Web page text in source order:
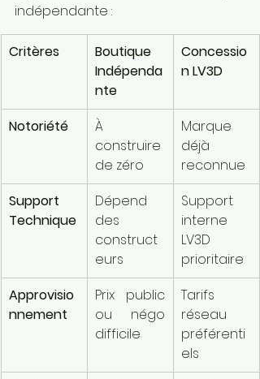
indépendante :
Critères
Boutique
Indépenda
nte
Concessio
n LV3D
Notoriété
À
construire
de zéro
Marque
déjà
reconnue
Support
Technique
Dépend
des
construct
eurs
Support
interne
LV3D
prioritaire
Approvisio
nnement
Prix public
ou négo
difficile
Tarifs
réseau
préférenti
els